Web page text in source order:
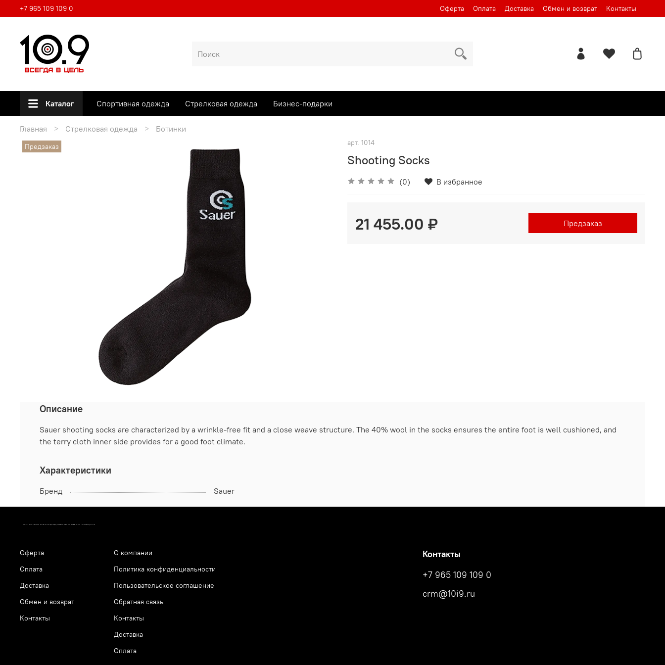
Оферта Оплата Доставка Обмен и возврат Контакты
+7 965 109 109 0
Каталог Спортивная одежда Стрелковая одежда Бизнес-подарки
Главная Стрелковая одежда Ботинки
Предзаказ арт. 1014
Shooting Socks
(0) В избранное
21 455.00 ₽ Предзаказ
Описание
Sauer shooting socks are characterized by a wrinkle-free fit and a close weave structure. The 40% wool in the socks ensures the entire foot is well cushioned, and
the terry cloth inner side provides for a good foot climate.
Характеристики
Бренд Sauer
Оферта
Оплата
Доставка
Обмен и возврат
Контакты
О компании
Политика конфиденциальности
Пользовательское соглашение
Обратная связь
Контакты
Доставка
Оплата
Контакты
+7 965 109 109 0
crm@10i9.ru